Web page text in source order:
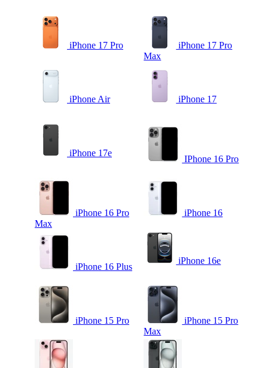
iPhone 17 Pro
iPhone 17 Pro
Max
iPhone Air iPhone 17
iPhone 17e
IPhone 16 Pro
iPhone 16 Pro
Max
iPhone 16
iPhone 16 Plus
iPhone 16e
iPhone 15 Pro
iPhone 15 Pro
Max